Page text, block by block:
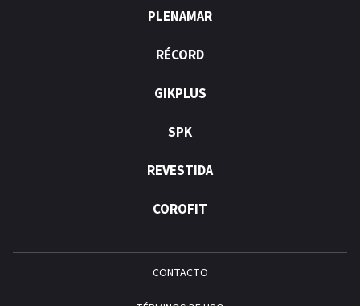
PLENAMAR
RÉCORD
GIKPLUS
SPK
REVESTIDA
COROFIT
CONTACTO